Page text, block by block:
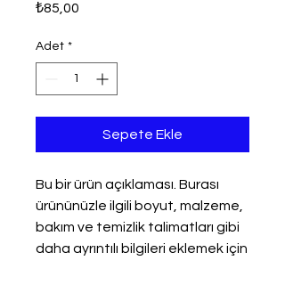
₺85,00
Adet *
Sepete Ekle
Bu bir ürün açıklaması. Burası
ürününüzle ilgili boyut, malzeme,
bakım ve temizlik talimatları gibi
daha ayrıntılı bilgileri eklemek için